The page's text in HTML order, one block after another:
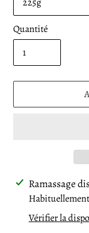
Quantité
Ajout
d'un
produit
Ramassage
Vérifier la